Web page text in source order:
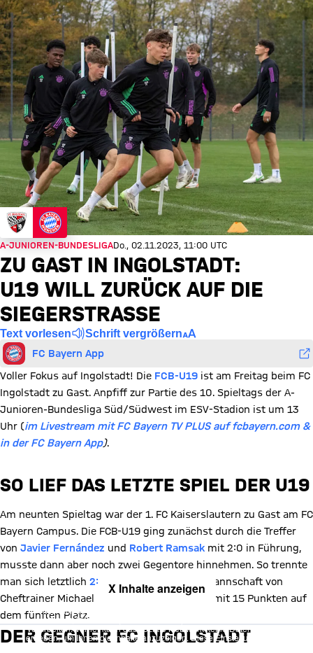
A-JUNIOREN-BUNDESLIGADo., 02.11.2023, 11:00 UTC
ZU GAST IN INGOLSTADT:
U19 WILL ZURÜCK AUF DIE
SIEGERSTRASSE
Text vorlesen Schrift vergrößern
FC Bayern App
Voller Fokus auf Ingolstadt! Die FCB-U19 ist am Freitag beim FC
Ingolstadt zu Gast. Anpfiff zur Partie des 10. Spieltags der A-
Junioren-Bundesliga Süd/Südwest im ESV-Stadion ist um 13
Uhr (im Livestream mit FC Bayern TV PLUS auf fcbayern.com &
in der FC Bayern App).
SO LIEF DAS LETZTE SPIEL DER U19
Am neunten Spieltag war der 1. FC Kaiserslautern zu Gast am FC
Bayern Campus. Die FCB-U19 ging zunächst durch die Treffer
von Javier Fernández und Robert Ramsak mit 2:0 in Führung,
musste dann aber noch zwei Gegentore hinnehmen. So trennte
man sich letztlich 2:2-Unentschieden
. Die Mannschaft von
Cheftrainer Michael Hartmann steht aktuell mit 15 Punkten auf
dem fünften Platz.
X Inhalte anzeigen
Mit Klick auf den Button ermöglichen Sie es diesem sozialen
Netzwerk, Ihre Daten (z. B. IP-Adresse) mit Hilfe von Cookies zu
verarbeiten. Vorher kann das soziale Netzwerk keine Daten über Sie
erheben, um Ihnen die Inhalte anzuzeigen. Diese Einstellung wird für
alle Inhalte des sozialen Netzwerks auf unserer Website gespeichert
DER GEGNER FC INGOLSTADT